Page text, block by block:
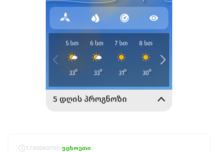
1786049765 უცხოეთი